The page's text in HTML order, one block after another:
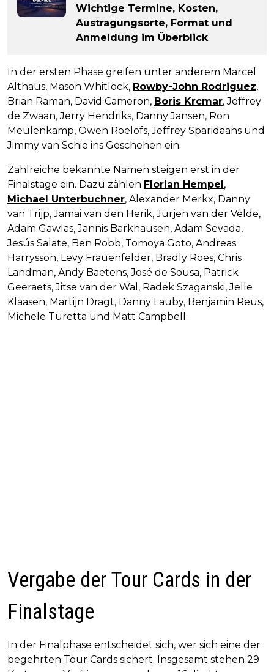
Wichtige Termine, Kosten,
Austragungsorte, Format und
Anmeldung im Überblick
In der ersten Phase greifen unter anderem Marcel
Althaus, Mason Whitlock, Rowby-John Rodriguez,
Brian Raman, David Cameron, Boris Krcmar, Jeffrey
de Zwaan, Jerry Hendriks, Danny Jansen, Ron
Meulenkamp, Owen Roelofs, Jeffrey Sparidaans und
Jimmy van Schie ins Geschehen ein.
Zahlreiche bekannte Namen steigen erst in der
Finalstage ein. Dazu zählen Florian Hempel,
Michael Unterbuchner, Alexander Merkx, Danny
van Trijp, Jamai van den Herik, Jurjen van der Velde,
Adam Gawlas, Jannis Barkhausen, Adam Sevada,
Jesús Salate, Ben Robb, Tomoya Goto, Andreas
Harrysson, Levy Frauenfelder, Bradly Roes, Chris
Landman, Andy Baetens, José de Sousa, Patrick
Geeraets, Jitse van der Wal, Radek Szaganski, Jelle
Klaasen, Martijn Dragt, Danny Lauby, Benjamin Reus,
Michele Turetta und Matt Campbell.
Vergabe der Tour Cards in der
Finalstage
In der Finalphase entscheidet sich, wer sich eine der
begehrten Tour Cards sichert. Insgesamt stehen 29